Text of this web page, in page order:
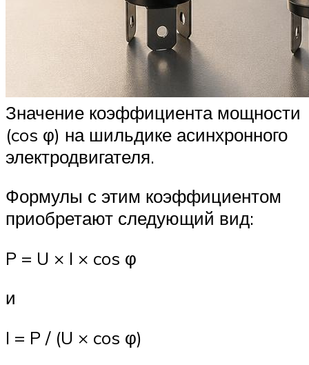
Значение коэффициента мощности
(cos φ) на шильдике асинхронного
электродвигателя.
Формулы с этим коэффициентом
приобретают следующий вид:
P = U × I × cos φ
и
I = P / (U × cos φ)